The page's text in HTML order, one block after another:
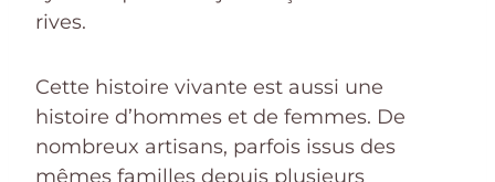
rives.
Cette histoire vivante est aussi une
histoire d’hommes et de femmes. De
nombreux artisans, parfois issus des
mêmes familles depuis plusieurs